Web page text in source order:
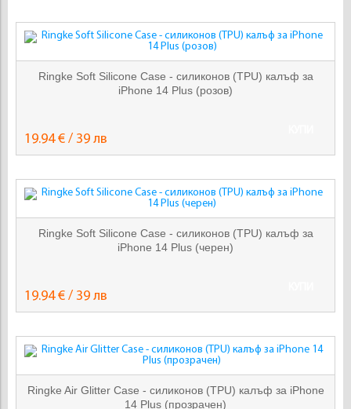
Ringke Soft Silicone Case - силиконов (TPU) калъф за
iPhone 14 Plus (розов)
19.94 € / 39 лв
Ringke Soft Silicone Case - силиконов (TPU) калъф за
iPhone 14 Plus (черен)
19.94 € / 39 лв
Ringke Air Glitter Case - силиконов (TPU) калъф за iPhone
14 Plus (прозрачен)